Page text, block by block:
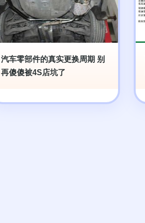
汽车零部件的真实更换周期 别
再傻傻被4S店坑了